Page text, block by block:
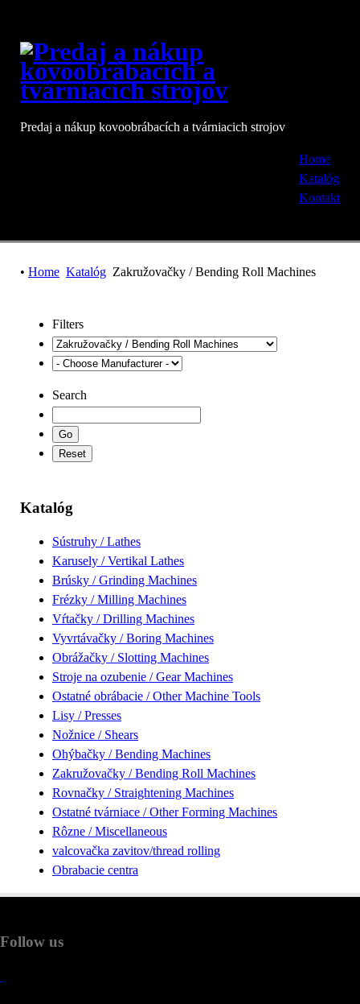
Predaj a nákup kovoobrábacích a tvárniacich strojov
Home
Katalóg
Kontakt
• Home Katalóg Zakružovačky / Bending Roll Machines
Filters
Search
Katalóg
Sústruhy / Lathes
Karusely / Vertikal Lathes
Brúsky / Grinding Machines
Frézky / Milling Machines
Vŕtačky / Drilling Machines
Vyvrtávačky / Boring Machines
Obrážačky / Slotting Machines
Stroje na ozubenie / Gear Machines
Ostatné obrábacie / Other Machine Tools
Lisy / Presses
Nožnice / Shears
Ohýbačky / Bending Machines
Zakružovačky / Bending Roll Machines
Rovnačky / Straightening Machines
Ostatné tvárniace / Other Forming Machines
Rôzne / Miscellaneous
valcovačka zavitov/thread rolling
Obrabacie centra
Follow us